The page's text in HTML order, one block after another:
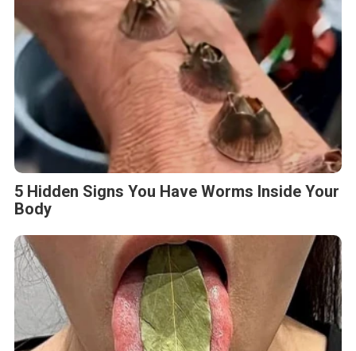
5 Hidden Signs You Have Worms Inside Your
Body